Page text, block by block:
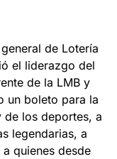
de Lotería
el liderazgo del
de la LMB y
un boleto para la
de los deportes, a
legendarias, a
quienes desde